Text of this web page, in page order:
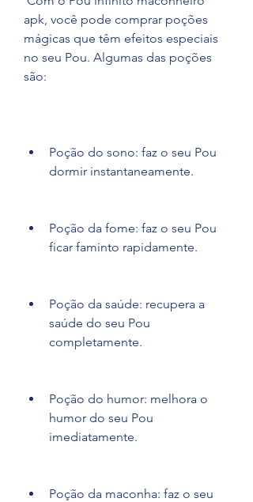
apk, você pode comprar poções
mágicas que têm efeitos especiais
no seu Pou. Algumas das poções
são:
Poção do sono: faz o seu Pou
dormir instantaneamente.
Poção da fome: faz o seu Pou
ficar faminto rapidamente.
Poção da saúde: recupera a
saúde do seu Pou
completamente.
Poção do humor: melhora o
humor do seu Pou
imediatamente.
Poção da maconha: faz o seu